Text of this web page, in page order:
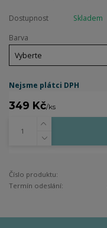
Dostupnost
Skladem
Barva
Nejsme plátci DPH
349 Kč/ks
Číslo produktu:
Termín odeslání: